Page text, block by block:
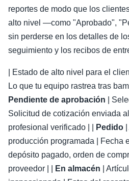
reportes de modo que los
alto nivel —como "Aprobado",
sin perderse en los detalles de
seguimiento y los recibos de
| Estado de alto nivel para el
Lo que tu equipo rastrea tras
Pendiente de aprobación |
Solicitud de cotización enviada
profesional verificado | |
Pedido
producción programada | Fecha
depósito pagado, orden de
proveedor | |
En almacén |